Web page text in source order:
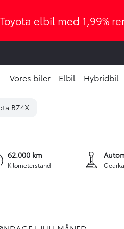
elbil med 1,99%
Vores biler Elbil Hybridbil
KONTANT
BZ4X
Kilometerstand
62.000 km